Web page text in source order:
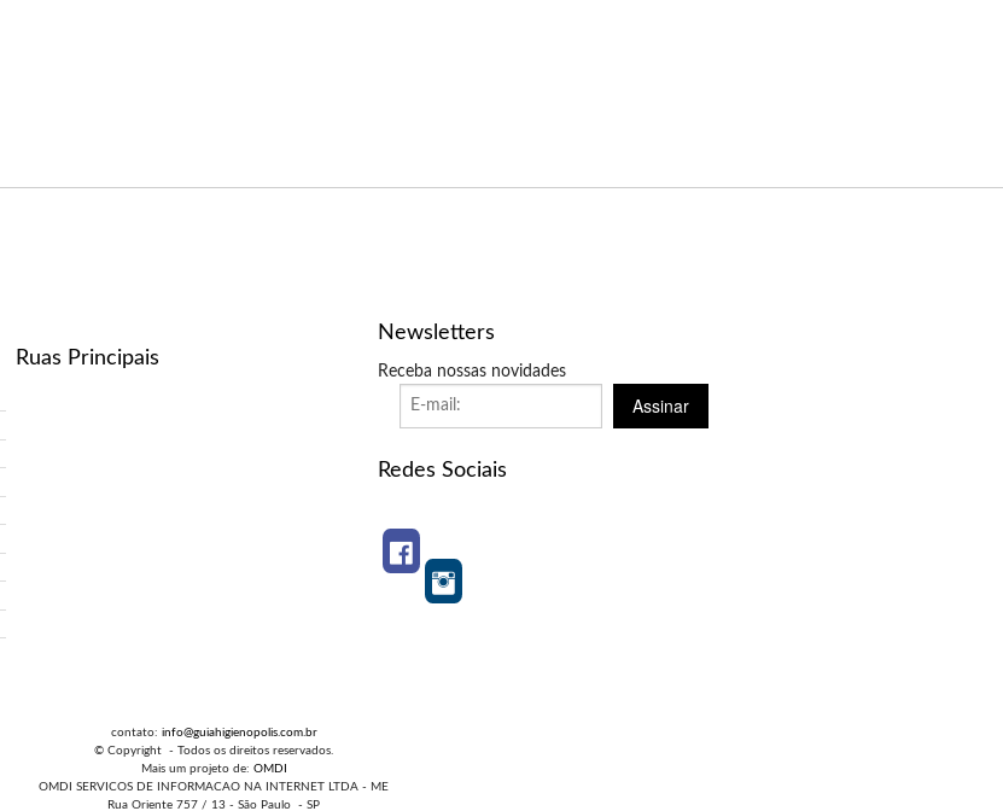
Ruas Principais
Newsletters
Receba nossas novidades
Assinar
Redes Sociais
contato: info@guiahigienopolis.com.br
© Copyright - Todos os direitos reservados.
Mais um projeto de: OMDI
OMDI SERVICOS DE INFORMACAO NA INTERNET LTDA - ME
Rua Oriente 757 / 13 - São Paulo - SP